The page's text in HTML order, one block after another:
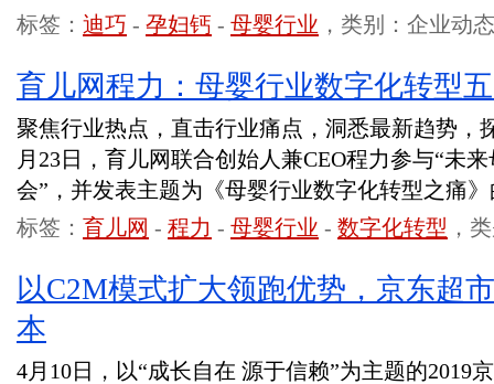
标签： 迪巧 - 孕妇钙 - 母婴行业 ，类别：企业动态
育儿网程力：母婴行业数字化转型
聚焦行业热点，直击行业痛点，洞悉最新趋势，
月23日，育儿网联合创始人兼CEO程力参与“未
会”，并发表主题为《母婴行业数字化转型之痛
标签： 育儿网 - 程力 - 母婴行业 - 数字化转型 ，
以C2M模式扩大领跑优势，京东超
本
4月10日，以“成长自在 源于信赖”为主题的2019